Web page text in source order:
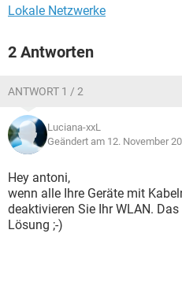
Lokale Netzwerke
2 Antworten
ANTWORT 1 / 2
Luciana-xxL
Geändert am 12. November
Hey antoni,
wenn alle Ihre Geräte mit
deaktivieren Sie Ihr WLAN.
Lösung ;-)